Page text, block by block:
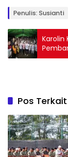
Penulis: Susianti
Karolin
Pos Terkait